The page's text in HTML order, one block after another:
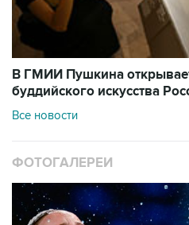
В ГМИИ Пушкина
буддийского искусства
Все новости
ФОТОГАЛЕРЕИ